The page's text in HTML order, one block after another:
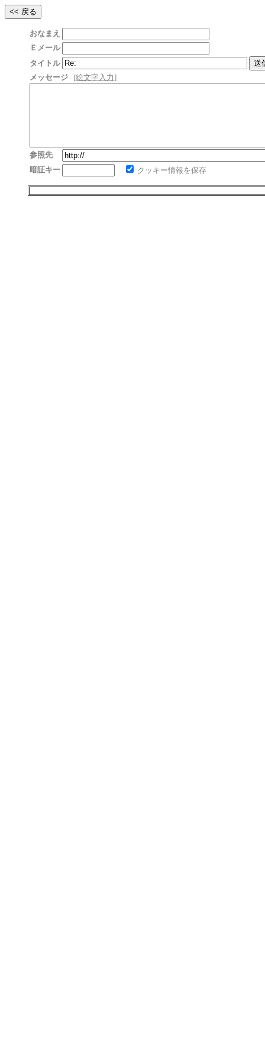
おなまえ
Ｅメール
タイトル
メッセージ
[絵文字入力]
参照先
暗証キー
クッキー情報を保存